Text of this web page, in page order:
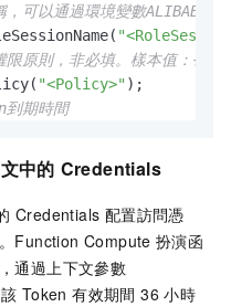
可以通過環境變數
限原則，非必填。樣
"<Policy>" );
期時間
Client
setCredentials
中的 Credentials
Credentials 配置訪問憑
Function Compute 扮演函
通過上下文參數
Token 有效期間 36 小時